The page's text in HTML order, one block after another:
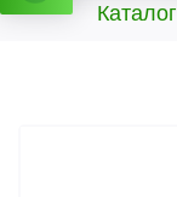
Каталог